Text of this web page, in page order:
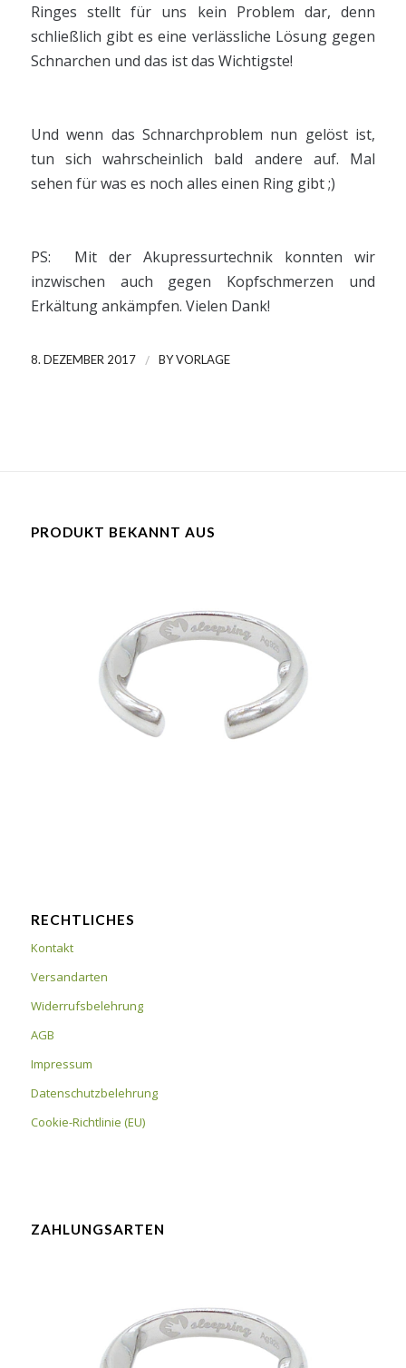
Ringes stellt für uns kein Problem dar, denn
schließlich gibt es eine verlässliche Lösung gegen
Schnarchen und das ist das Wichtigste!
Und wenn das Schnarchproblem nun gelöst ist,
tun sich wahrscheinlich bald andere auf. Mal
sehen für was es noch alles einen Ring gibt ;)
PS: Mit der Akupressurtechnik konnten wir
inzwischen auch gegen Kopfschmerzen und
Erkältung ankämpfen. Vielen Dank!
8. DEZEMBER 2017 / BYVORLAGE
PRODUKT BEKANNT AUS
RECHTLICHES
Kontakt
Versandarten
Widerrufsbelehrung
AGB
Impressum
Datenschutzbelehrung
Cookie-Richtlinie (EU)
ZAHLUNGSARTEN